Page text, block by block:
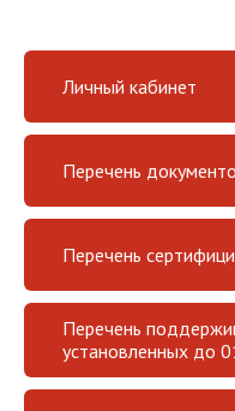
Личный кабинет
Перечень
Перечень
Перечень
установленных до